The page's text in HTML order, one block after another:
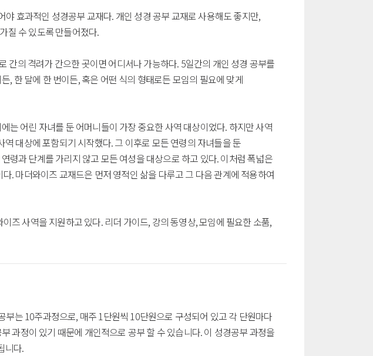
효과적인 성경공부 교재다. 개인 성경 공부 교재로 사용해도 좋지만,
질 수 있도록 만들어졌다.
간의 격려가 간으한 곳이면 어디서나 가능하다. 5일간의 개인 성경 공부를
, 한 달에 한 번이든, 혹은 어떤 식의 형태로든 모임의 필요에 맞게
는 어린 자녀를 둔 어머니들이 가장 중요한 사역 대상이었다. 하지만 사역
대상에 포함되기 시작했다. 그 이후로 모든 연령의 자녀들을 둔
령과 단계를 가리지 않고 모든 여성을 대상으로 하고 있다. 이처럼 폭넓은
. 마더와이즈 교재드은 먼저 영적인 삶을 다루고 그 다음 관계에 적용하여
즈 사역을 지원하고 있다. 리더 가이드, 강의 동영상, 모임에 필요한 소품,
는 10주과정으로, 매주 1단원씩 10단원으로 구성되어 있고 각 단원마다
과정이 있기 때문에 개인적으로 공부 할 수 있습니다. 이 성경공부 과정을
니다.